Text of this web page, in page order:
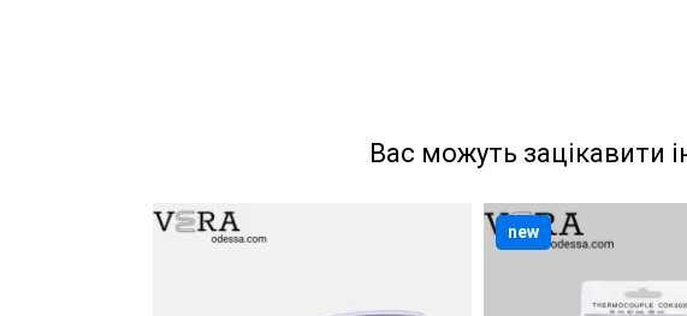
Вас можуть зацікавити
new